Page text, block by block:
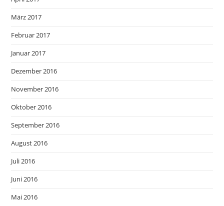
März 2017
Februar 2017
Januar 2017
Dezember 2016
November 2016
Oktober 2016
September 2016
August 2016
Juli 2016
Juni 2016
Mai 2016